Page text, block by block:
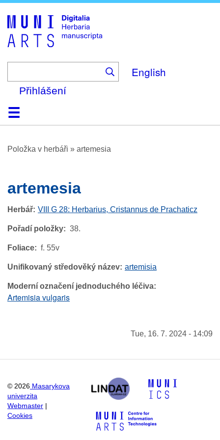
English
Přihlášení
DomůProhlížení
O platformě
Nápověda
KontaktDigitalia
Položka v herbáři » artemesia
artemesia
Herbář VIII G 28: Herbarius, Cristannus de Prachaticz
Pořadí položky 38.
Foliace f. 55v
Unifikovaný středověký název artemisia
Moderní označení jednoduchého léčiva
Artemisia vulgaris
Tue, 16. 7. 2024 - 14:09
© 2026 Masarykova
univerzita
Webmaster
Cookies